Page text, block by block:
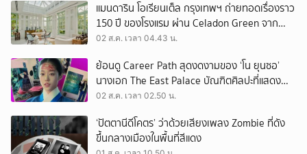
แมนดาริน โอเรียนเต็ล กรุงเทพฯ ถ่ายทอดเรื่องราว
150 ปี ของโรงแรม ผ่าน Celadon Green จาก
เครื่องศิลาดล
02 ส.ค. เวลา 04.43 น.
ย้อนดู Career Path สุดงดงามของ ‘โน ยุนซอ’
นางเอก The East Palace บัณฑิตศิลปะที่แสดง
เรื่องไหนก็ปัง
02 ส.ค. เวลา 02.50 น.
‘ปัตตานีดีโคตร’ ว่าด้วยเสียงเพลง Zombie ที่ดัง
ขึ้นกลางเมืองในพื้นที่สีแดง